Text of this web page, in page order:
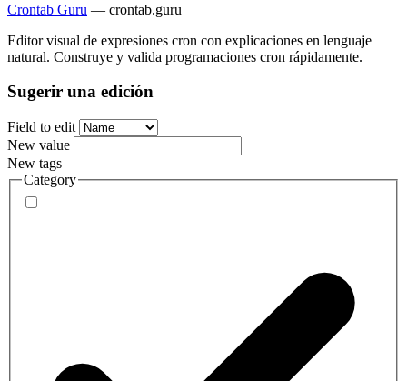
Crontab Guru — crontab.guru
Editor visual de expresiones cron con explicaciones en lenguaje
natural. Construye y valida programaciones cron rápidamente.
Sugerir una edición
Field to edit
New value
New tags
Category